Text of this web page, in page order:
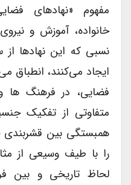
مفهوم «نهادهای
خانواده، آموزش و
نسبی که این نهادها
ایجاد می‌کنند، انطباق
فضایی، در فرهنگ ها
متفاوتی از تفکیک
همبستگی بین قشربندی
را با طیف وسیعی از
لحاظ تاریخی و بین